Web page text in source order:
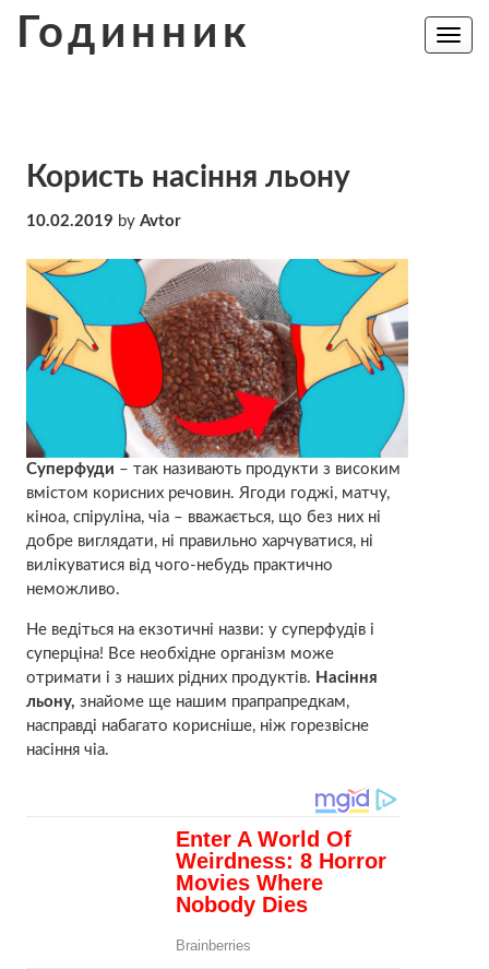
Годинник
Toggle
Користь насіння льону
10.02.2019 by Avtor
Суперфуди – так називають продукти з високим
вмістом корисних речовин. Ягоди годжі, матчу,
кіноа, спіруліна, чіа – вважається, що без них ні
добре виглядати, ні правильно харчуватися, ні
вилікуватися від чого-небудь практично
неможливо.
Не ведіться на екзотичні назви: у суперфудів і
суперціна! Все необхідне організм може
отримати і з наших рідних продуктів. Насіння
льону, знайоме ще нашим прапрапредкам,
насправді набагато корисніше, ніж горезвісне
насіння чіа.